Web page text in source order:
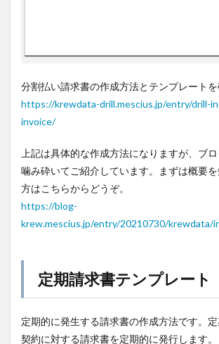
分割払い請求書の作成方法とテンプレート
https://krewdata-drill.mescius.jp/entry/drill-
invoice/
上記は具体的な作成方法になりますが、ブ
噛み砕いてご紹介しています。まずは概要
方はこちらからどうぞ。
https://blog-
krew.mescius.jp/entry/20210730/krewdata/
定期請求書テンプレート
定期的に発生する請求書の作成方法です。
契約に対する請求書を定期的に発行します。